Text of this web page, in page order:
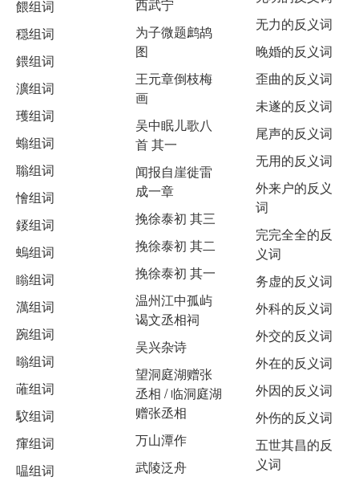
餵组词
穏组词
鍡组词
瀇组词
瓁组词
螉组词
聬组词
懀组词
錽组词
螐组词
瞈组词
澫组词
踠组词
暡组词
蓶组词
馼组词
瘒组词
嗢组词
西武宁
为子微题鹧鸪
图
王元章倒枝梅
画
吴中眠儿歌八
首 其一
闻报自崖徙雷
成一章
挽徐泰初 其三
挽徐泰初 其二
挽徐泰初 其一
温州江中孤屿
谒文丞相祠
吴兴杂诗
望洞庭湖赠张
丞相 / 临洞庭湖
赠张丞相
万山潭作
武陵泛舟
无力的反义词
晚婚的反义词
歪曲的反义词
未遂的反义词
尾声的反义词
无用的反义词
外来户的反义
词
完完全全的反
义词
务虚的反义词
外科的反义词
外交的反义词
外在的反义词
外因的反义词
外伤的反义词
五世其昌的反
义词